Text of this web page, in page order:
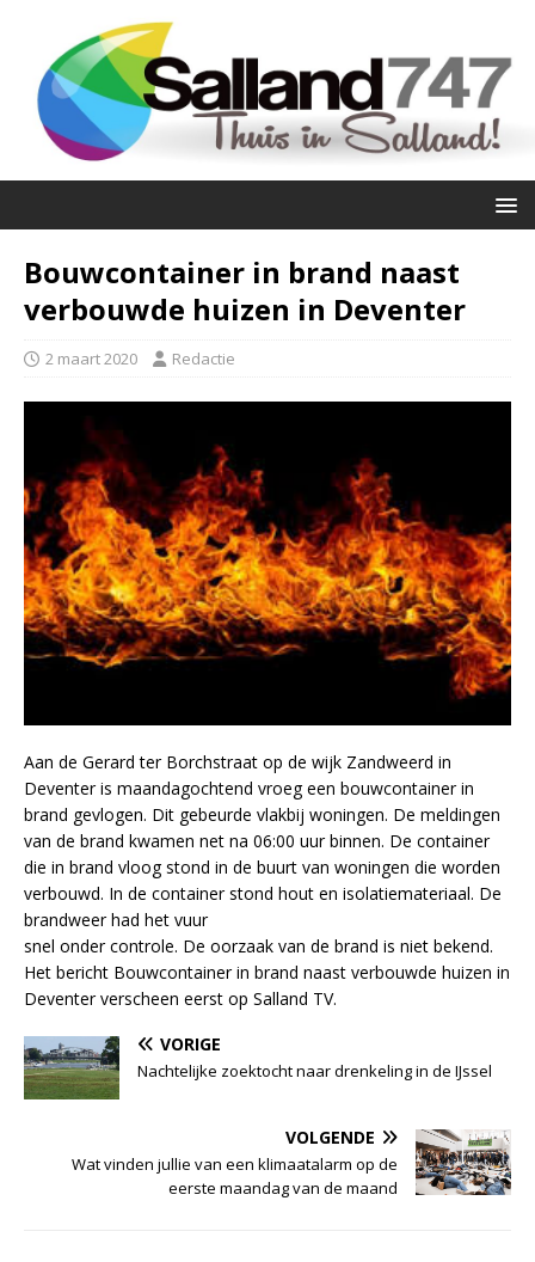
Bouwcontainer in brand naast
verbouwde huizen in Deventer
2 maart 2020 Redactie
Aan de Gerard ter Borchstraat op de wijk Zandweerd in
Deventer is maandagochtend vroeg een bouwcontainer in
brand gevlogen. Dit gebeurde vlakbij woningen. De meldingen
van de brand kwamen net na 06:00 uur binnen. De container
die in brand vloog stond in de buurt van woningen die worden
verbouwd. In de container stond hout en isolatiemateriaal. De
brandweer had het vuur
snel onder controle. De oorzaak van de brand is niet bekend.
Het bericht Bouwcontainer in brand naast verbouwde huizen in
Deventer verscheen eerst op Salland TV.
VORIGE
Nachtelijke zoektocht naar drenkeling in de IJssel
VOLGENDE
Wat vinden jullie van een klimaatalarm op de
eerste maandag van de maand